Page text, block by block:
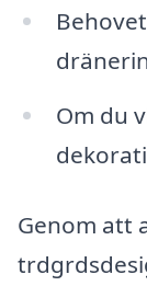
Om du
Genom att